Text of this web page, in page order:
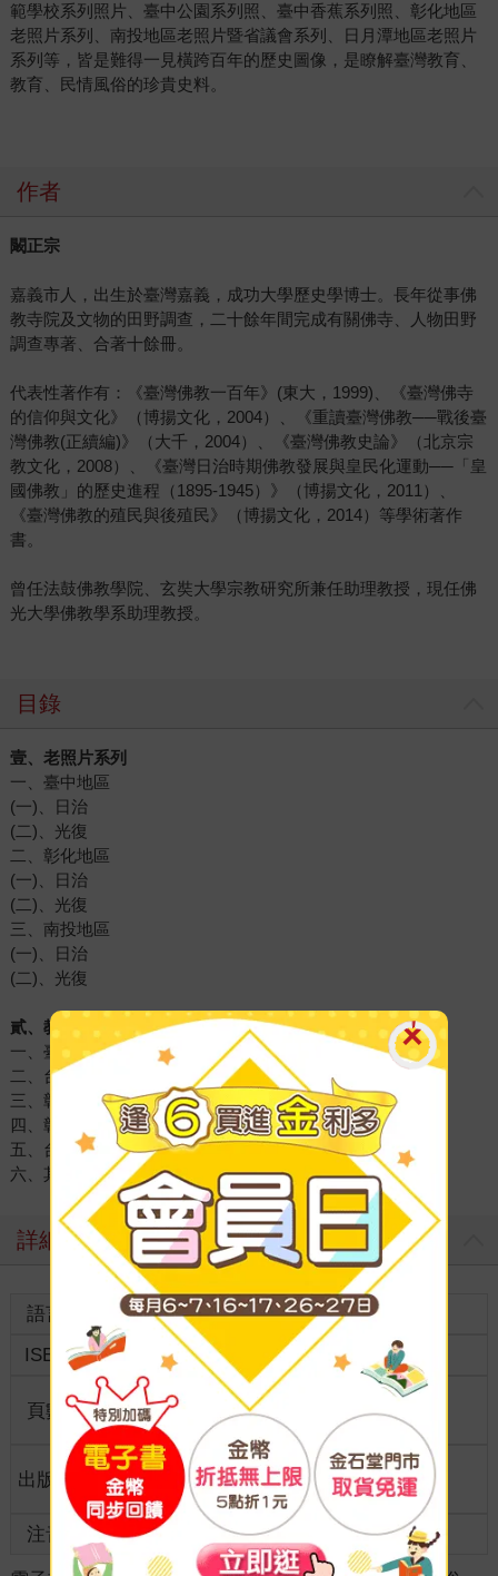
範學校系列照片、臺中公園系列照、臺中香蕉系列照、彰化地區
老照片系列、南投地區老照片暨省議會系列、日月潭地區老照片
系列等，皆是難得一見橫跨百年的歷史圖像，是瞭解臺灣教育、
教育、民情風俗的珍貴史料。
作者
闞正宗
嘉義市人，出生於臺灣嘉義，成功大學歷史學博士。長年從事佛
教寺院及文物的田野調查，二十餘年間完成有關佛寺、人物田野
調查專著、合著十餘冊。
代表性著作有：《臺灣佛教一百年》(東大，1999)、《臺灣佛寺
的信仰與文化》（博揚文化，2004）、《重讀臺灣佛教──戰後臺
灣佛教(正續編)》（大千，2004）、《臺灣佛教史論》（北京宗
教文化，2008）、《臺灣日治時期佛教發展與皇民化運動──「皇
國佛教」的歷史進程（1895-1945）》（博揚文化，2011）、
《臺灣佛教的殖民與後殖民》（博揚文化，2014）等學術著作
書。
曾任法鼓佛教學院、玄奘大學宗教研究所兼任助理教授，現任佛
光大學佛教學系助理教授。
目錄
壹、老照片系列
一、臺中地區
(一)、日治
(二)、光復
二、彰化地區
(一)、日治
(二)、光復
三、南投地區
(一)、日治
(二)、光復
貳、教育相關書籍系列
一、臺灣省立台中師範學校系列照片
二、台中商業學校第六回紀念
三、彰化女高第十六回卒業紀念冊
四、彰化高等女學校卒業紀念
五、台中市中區合作社業務介紹單
六、其他類
詳細資料
語言 中文繁體
裝訂
ISBN
9786267360125 分級 普通級
頁數 350
商品規
格
16開19*26cm
出版地 台灣
適讀年
齡
全齡適讀
注音 級別